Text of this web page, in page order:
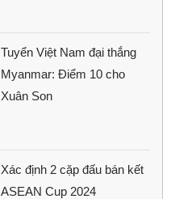
Tuyển Việt Nam đại thắng
Myanmar: Điểm 10 cho
Xuân Son
Xác định 2 cặp đấu bán kết
ASEAN Cup 2024